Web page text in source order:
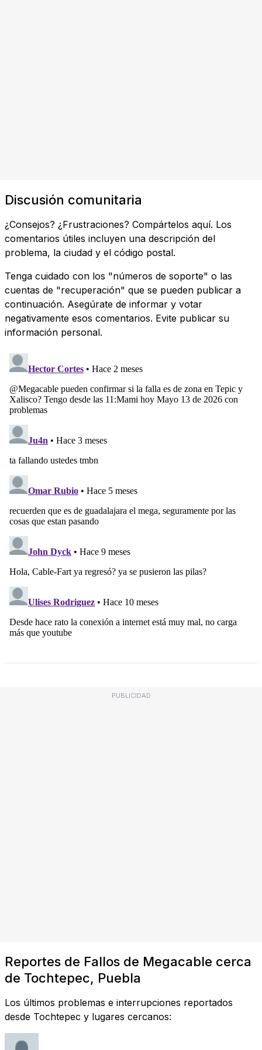
Discusión comunitaria
¿Consejos? ¿Frustraciones? Compártelos aquí. Los
comentarios útiles incluyen una descripción del
problema, la ciudad y el código postal.
Tenga cuidado con los "números de soporte" o las
cuentas de "recuperación" que se pueden publicar a
continuación. Asegúrate de informar y votar
negativamente esos comentarios. Evite publicar su
información personal.
PUBLICIDAD
Reportes de Fallos de Megacable cerca
de Tochtepec, Puebla
Los últimos problemas e interrupciones reportados
desde Tochtepec y lugares cercanos: